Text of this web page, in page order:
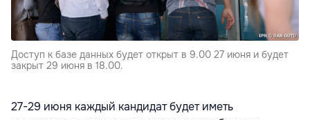
Доступ к базе данных будет открыт в 9.00 27 июня и будет
закрыт 29 июня в 18.00.
27-29 июня каждый кандидат будет иметь